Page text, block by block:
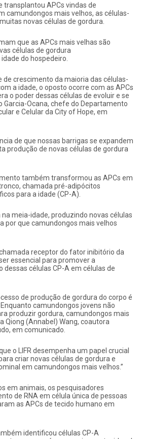
transplantou APCs vindas de
camundongos mais velhos, as células-
novas células de gordura.
que as APCs mais velhas são
células de gordura
do hospedeiro.
de crescimento da maioria das células-
a idade, o oposto ocorre com as APCs
o poder dessas células de evoluir e se
Garcia-Ocana, chefe do Departamento
e Celular da City of Hope, em
de que nossas barrigas se expandem
produção de novas células de gordura
também transformou as APCs em
chamada pré-adipócitos
para a idade (CP-A).
na meia-idade, produzindo novas células
por que camundongos mais velhos
receptor do fator inibitório da
essencial para promover a
dessas células CP-A em células de
de produção de gordura do corpo é
camundongos jovens não
produzir gordura, camundongos mais
Qiong (Annabel) Wang, coautora
em comunicado.
o LIFR desempenha um papel crucial
criar novas células de gordura e
em camundongos mais velhos.”
em animais, os pesquisadores
de RNA em célula única de pessoas
as APCs de tecido humano em
identificou células CP-A